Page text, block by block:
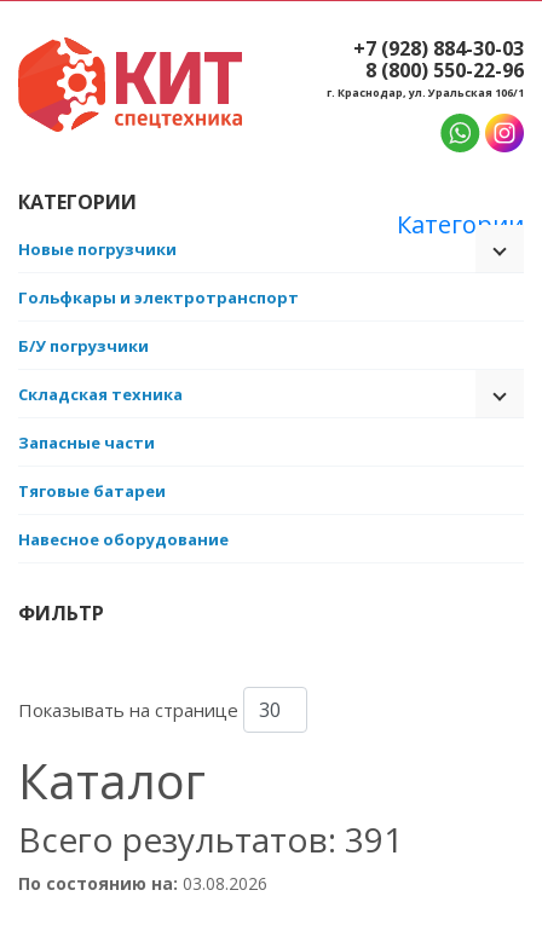
+7 (928) 884-30-03
8 (800) 550-22-96
г. Краснодар, ул. Уральская 106/1
КАТЕГОРИИ
Категории
Новые погрузчики
Гольфкары и электротранспорт
Б/У погрузчики
Складская техника
Запасные части
Тяговые батареи
Навесное оборудование
ФИЛЬТР
Показывать на странице
Каталог
Всего результатов: 391
По состоянию на: 03.08.2026